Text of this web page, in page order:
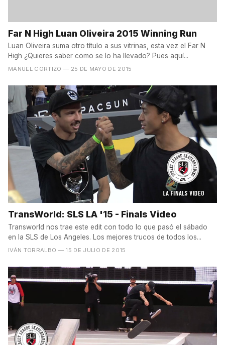
Far N High Luan Oliveira 2015 Winning Run
Luan Oliveira suma otro título a sus vitrinas, esta vez el Far N
High ¿Quieres saber como se lo ha llevado? Pues aquí...
MANUEL CORTIZO — 25 DE MAYO DE 2015
TransWorld: SLS LA '15 - Finals Video
Transworld nos trae este edit con todo lo que pasó el sábado
en la SLS de Los Angeles. Los mejores trucos de todos los...
IVÁN TORRALBO — 15 DE JULIO DE 2015